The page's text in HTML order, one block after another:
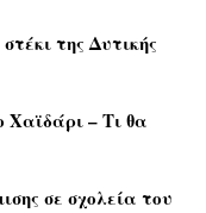
της Δυτικής
Χαϊδάρι – Τι θα
σε σχολεία του